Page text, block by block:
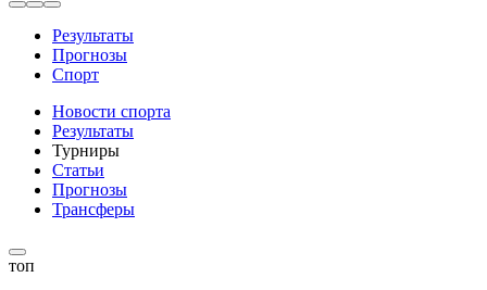
Результаты
Прогнозы
Спорт
Новости спорта
Результаты
Турниры
Статьи
Прогнозы
Трансферы
топ